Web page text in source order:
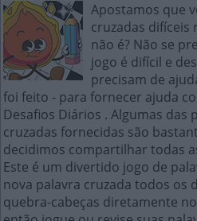
Apostamos que
cruzadas difíceis
não é? Não se
jogo é difícil e
precisam de
foi feito - para fornecer ajuda
Desafios Diários . Algumas das
cruzadas fornecidas são
decidimos compartilhar todas
Este é um divertido jogo de
nova palavra cruzada todos os
quebra-cabeças diretamente